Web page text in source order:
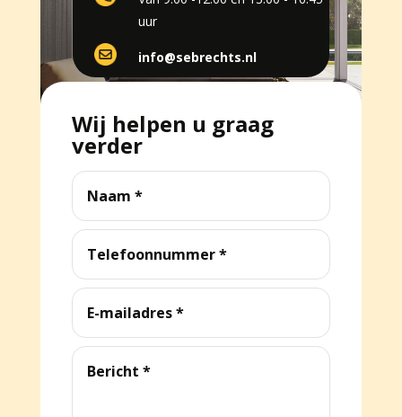
uur
info@sebrechts.nl
Wij helpen u graag
verder